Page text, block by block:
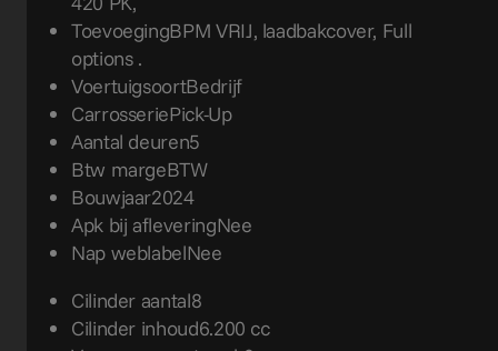
ToevoegingBPM VRIJ, laadbakcover, Full
options .
VoertuigsoortBedrijf
CarrosseriePick-Up
Aantal deuren5
Btw margeBTW
Bouwjaar2024
Apk bij afleveringNee
Nap weblabelNee
Cilinder aantal8
Cilinder inhoud6.200 cc